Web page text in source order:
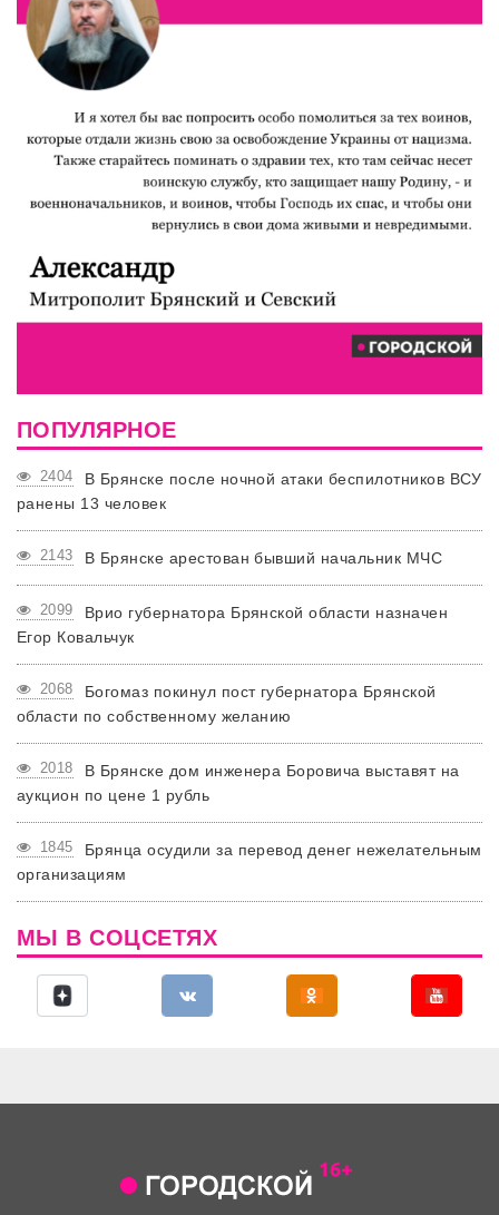
ПОПУЛЯРНОЕ
2404
В Брянске после ночной атаки беспилотников ВСУ
ранены 13 человек
2143 В Брянске арестован бывший начальник МЧС
2099
Врио губернатора Брянской области назначен
Егор Ковальчук
2068
Богомаз покинул пост губернатора Брянской
области по собственному желанию
2018
В Брянске дом инженера Боровича выставят на
аукцион по цене 1 рубль
1845
Брянца осудили за перевод денег нежелательным
организациям
МЫ В СОЦСЕТЯХ